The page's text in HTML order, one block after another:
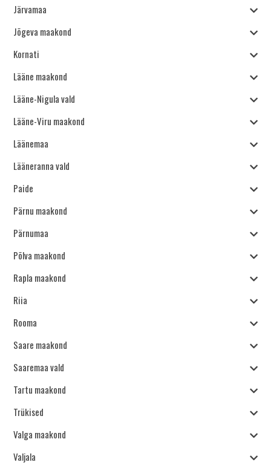
Järvamaa
Jõgeva maakond
Kornati
Lääne maakond
Lääne-Nigula vald
Lääne-Viru maakond
Läänemaa
Lääneranna vald
Paide
Pärnu maakond
Pärnumaa
Põlva maakond
Rapla maakond
Riia
Rooma
Saare maakond
Saaremaa vald
Tartu maakond
Trükised
Valga maakond
Valjala